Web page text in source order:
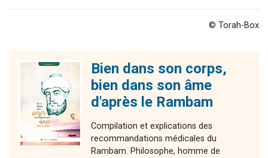
© Torah-Box
Bien dans son corps,
bien dans son âme
d'après le Rambam
Compilation et explications des
recommandations médicales du
Rambam. Philosophe, homme de